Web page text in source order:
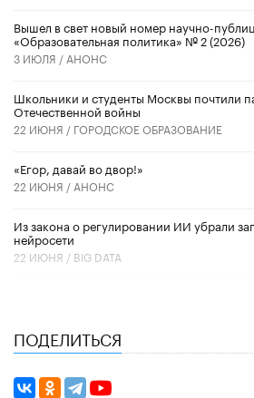
Вышел в свет новый номер научно-
«Образовательная политика» № 2 (2026)
3 ИЮЛЯ / АНОНС
Школьники и студенты Москвы почтили
Отечественной войны
22 ИЮНЯ / ГОРОДСКОЕ ОБРАЗОВАНИЕ
«Егор, давай во двор!»
22 ИЮНЯ / АНОНС
Из закона о регулировании ИИ убрали
нейросети
22 ИЮНЯ / BIG DATA
ПОДЕЛИТЬСЯ